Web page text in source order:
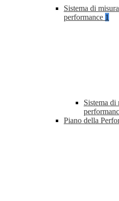
Sistema di
performance 1
Sistema di
Piano della